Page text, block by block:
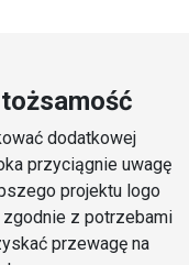
dodatkowej
przyciągnie uwagę
projektu logo
z potrzebami
przewagę na